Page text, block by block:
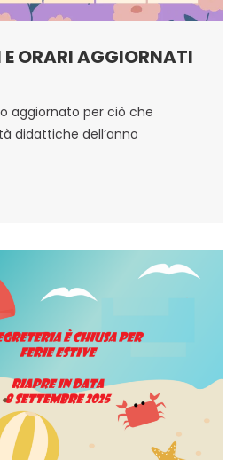
ORARI AGGIORNATI
aggiornato per ciò che
didattiche dell’anno